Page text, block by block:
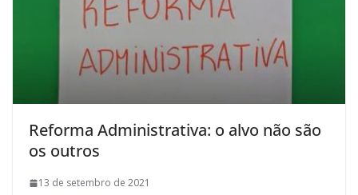
Reforma Administrativa: o alvo não são
os outros
13 de setembro de 2021